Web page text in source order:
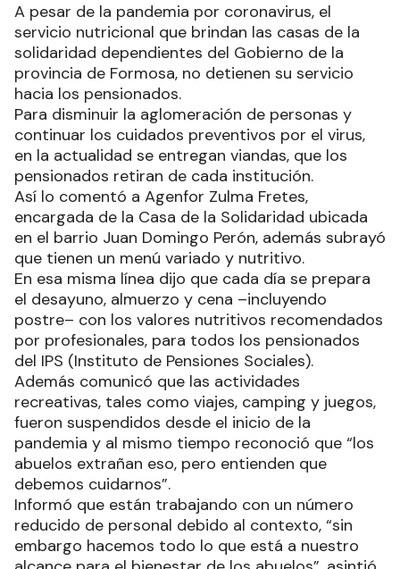
A pesar de la pandemia por coronavirus, el
servicio nutricional que brindan las casas de la
solidaridad dependientes del Gobierno de la
provincia de Formosa, no detienen su servicio
hacia los pensionados.
Para disminuir la aglomeración de personas y
continuar los cuidados preventivos por el virus,
en la actualidad se entregan viandas, que los
pensionados retiran de cada institución.
Así lo comentó a Agenfor Zulma Fretes,
encargada de la Casa de la Solidaridad ubicada
en el barrio Juan Domingo Perón, además subrayó
que tienen un menú variado y nutritivo.
En esa misma línea dijo que cada día se prepara
el desayuno, almuerzo y cena –incluyendo
postre– con los valores nutritivos recomendados
por profesionales, para todos los pensionados
del IPS (Instituto de Pensiones Sociales).
Además comunicó que las actividades
recreativas, tales como viajes, camping y juegos,
fueron suspendidos desde el inicio de la
pandemia y al mismo tiempo reconoció que “los
abuelos extrañan eso, pero entienden que
debemos cuidarnos”.
Informó que están trabajando con un número
reducido de personal debido al contexto, “sin
embargo hacemos todo lo que está a nuestro